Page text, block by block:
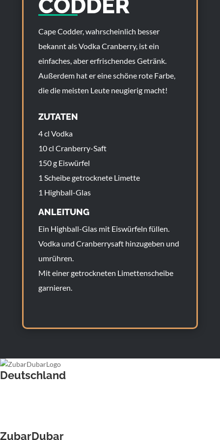
CODDER
Cape Codder, wahrscheinlich besser
bekannt als Vodka Cranberry, ist ein
einfaches, aber erfrischendes Getränk.
Außerdem hat er eine schöne rote Farbe,
die die meisten Leute neugierig macht!
ZUTATEN
4 cl Vodka
10 cl Cranberry-Saft
150 g Eiswürfel
1 Scheibe getrocknete Limette
1 Highball-Glas
ANLEITUNG
Ein Highball-Glas mit Eiswürfeln füllen.
Vodka und Cranberrysaft hinzugeben und
umrühren.
Mit einer getrockneten Limettenscheibe
garnieren.
Deutschland
ZubarDubar